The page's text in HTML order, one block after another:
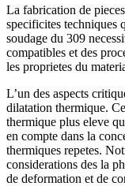
La fabrication de
specificites techniques
soudage du 309
compatibles et des
les proprietes du
L’un des aspects
dilatation thermique.
thermique plus eleve
en compte dans la
thermiques repetes.
considerations des la
de deformation et de